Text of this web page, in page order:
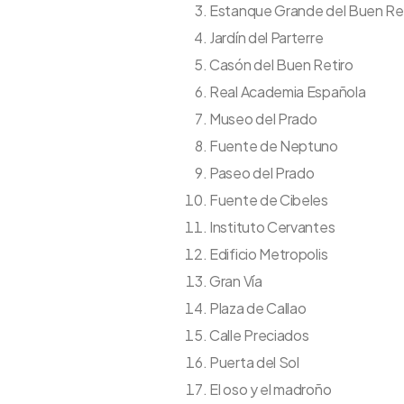
Estanque Grande del Buen
Jardín del Parterre
Casón del Buen Retiro
Real Academia Española
Museo del Prado
Fuente de Neptuno
Paseo del Prado
Fuente de Cibeles
Instituto Cervantes
Edificio Metropolis
Gran Vía
Plaza de Callao
Calle Preciados
Puerta del Sol
El oso y el madroño